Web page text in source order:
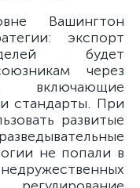
Вашингтон
экспорт
будет
через
включающие
стандарты. При
развитые
не попали в